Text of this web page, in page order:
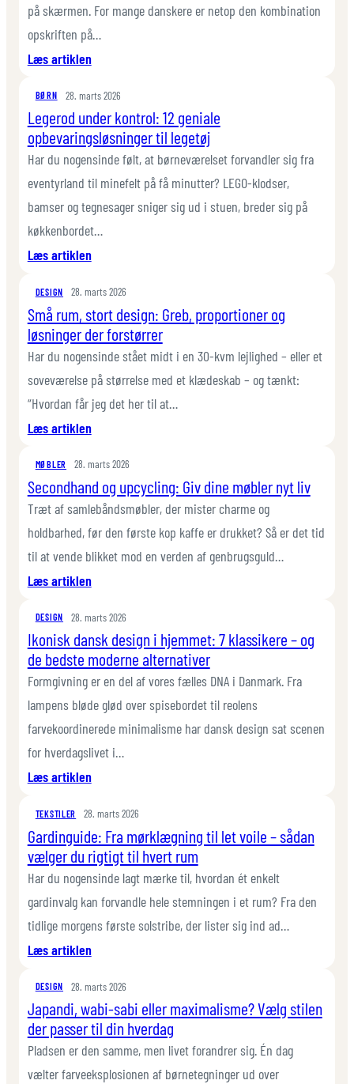
Personer:
Den
Ultimative
på skærmen. For mange danskere er netop den kombination
opskriften på…
Læs artiklen:
er
sport
i
krydsord
så
blandt
ordglade
danskere?
BØRN 28. marts 2026
Legerod under kontrol: 12 geniale
opbevaringsløsninger til legetøj
Har du nogensinde følt, at børneværelset forvandler sig fra
eventyrland til minefelt på få minutter? LEGO-klodser,
bamser og tegnesager sniger sig ud i stuen, breder sig på
køkkenbordet…
Læs artiklen:
under
kontrol:
12
geniale
opbevaringsløsninger
til
legetøj
DESIGN 28. marts 2026
Små rum, stort design: Greb, proportioner og
løsninger der forstørrer
Har du nogensinde stået midt i en 30-kvm lejlighed – eller et
soveværelse på størrelse med et klædeskab – og tænkt:
“Hvordan får jeg det her til at…
Læs artiklen:
rum,
stort
design:
Greb,
og
løsninger
forstørrer
MØBLER 28. marts 2026
Secondhand og upcycling: Giv dine møbler nyt liv
Træt af samlebåndsmøbler, der mister charme og
holdbarhed, før den første kop kaffe er drukket? Så er det tid
til at vende blikket mod en verden af genbrugsguld…
Læs artiklen:
og
upcycling:
Giv
dine
møbler
nyt
liv
DESIGN 28. marts 2026
Ikonisk dansk design i hjemmet: 7 klassikere – og
de bedste moderne alternativer
Formgivning er en del af vores fælles DNA i Danmark. Fra
lampens bløde glød over spisebordet til reolens
farvekoordinerede minimalisme har dansk design sat scenen
for hverdagslivet i…
Læs artiklen:
dansk
design
i
hjemmet:
–
og
bedste
moderne
alternativer
TEKSTILER 28. marts 2026
Gardinguide: Fra mørklægning til let voile – sådan
vælger du rigtigt til hvert rum
Har du nogensinde lagt mærke til, hvordan ét enkelt
gardinvalg kan forvandle hele stemningen i et rum? Fra den
tidlige morgens første solstribe, der lister sig ind ad…
Læs artiklen:
Fra
mørklægning
til
let
voile
DESIGN 28. marts 2026
Japandi, wabi-sabi eller maximalisme? Vælg stilen
der passer til din hverdag
Pladsen er den samme, men livet forandrer sig. Én dag
vælter farveeksplosionen af børnetegninger ud over